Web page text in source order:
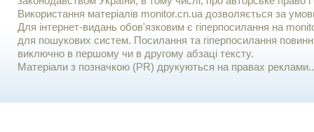
Використання матерiалiв monitor.cn.ua дозволяється за
Для iнтернет-видань обов'язковим є гiперпосилання на
для пошукових систем. Посилання та гіперпосилання
виключно в першому чи в другому абзаці тексту.
Матеріали з позначкою (PR) друкуються на правах реклами..